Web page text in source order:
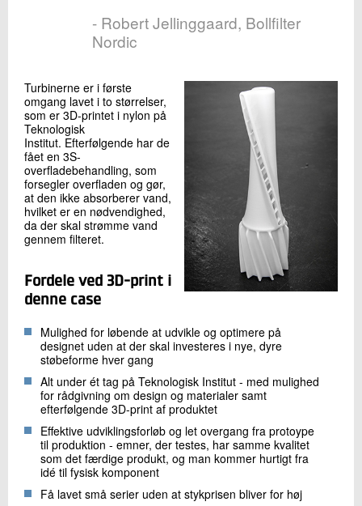
- Robert Jellinggaard, Bollfilter
Nordic
Turbinerne er i første
omgang lavet i to størrelser,
som er 3D-printet i nylon på
Teknologisk
Institut. Efterfølgende har de
fået en 3S-
overfladebehandling, som
forsegler overfladen og gør,
at den ikke absorberer vand,
hvilket er en nødvendighed,
da der skal strømme vand
gennem filteret.
Fordele ved 3D-print i
denne case
Mulighed for løbende at udvikle og optimere på
designet uden at der skal investeres i nye, dyre
støbeforme hver gang
Alt under ét tag på Teknologisk Institut - med mulighed
for rådgivning om design og materialer samt
efterfølgende 3D-print af produktet
Effektive udviklingsforløb og let overgang fra protoype
til produktion - emner, der testes, har samme kvalitet
som det færdige produkt, og man kommer hurtigt fra
idé til fysisk komponent
Få lavet små serier uden at stykprisen bliver for høj